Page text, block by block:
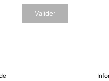
Valider